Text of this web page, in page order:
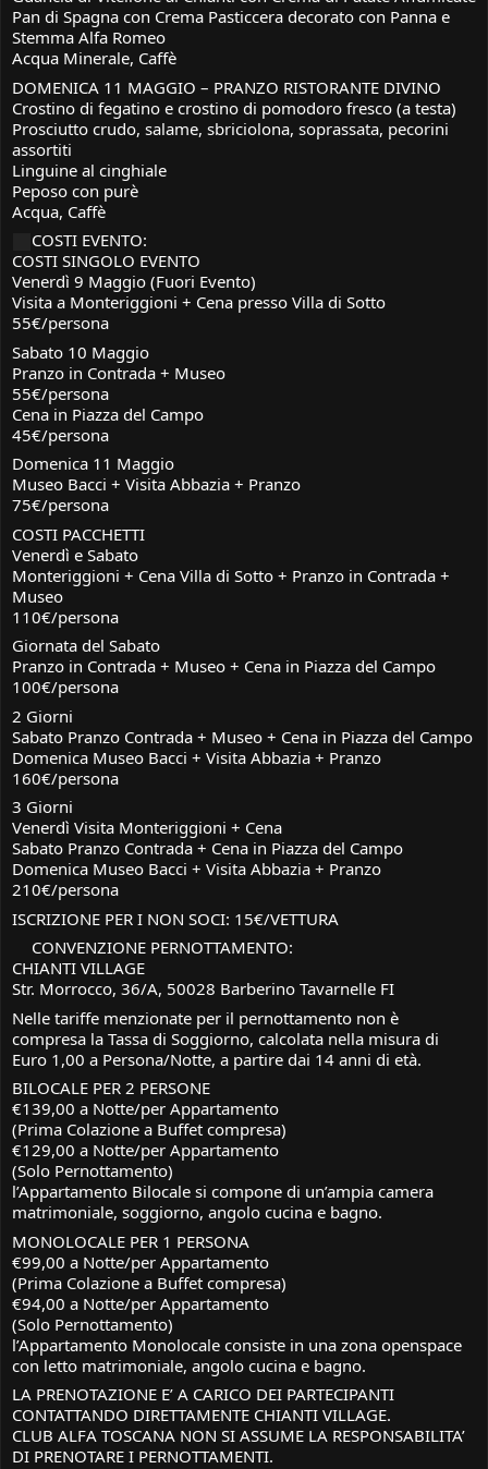
Pan di Spagna con Crema Pasticcera decorato con Panna e
Stemma Alfa Romeo
Acqua Minerale, Caffè
DOMENICA 11 MAGGIO – PRANZO RISTORANTE DIVINO
Crostino di fegatino e crostino di pomodoro fresco (a testa)
Prosciutto crudo, salame, sbriciolona, soprassata, pecorini
assortiti
Linguine al cinghiale
Peposo con purè
Acqua, Caffè
COSTI EVENTO:
COSTI SINGOLO EVENTO
Venerdì 9 Maggio (Fuori Evento)
Visita a Monteriggioni + Cena presso Villa di Sotto
55€/persona
Sabato 10 Maggio
Pranzo in Contrada + Museo
55€/persona
Cena in Piazza del Campo
45€/persona
Domenica 11 Maggio
Museo Bacci + Visita Abbazia + Pranzo
75€/persona
COSTI PACCHETTI
Venerdì e Sabato
Monteriggioni + Cena Villa di Sotto + Pranzo in Contrada +
Museo
110€/persona
Giornata del Sabato
Pranzo in Contrada + Museo + Cena in Piazza del Campo
100€/persona
2 Giorni
Sabato Pranzo Contrada + Museo + Cena in Piazza del Campo
Domenica Museo Bacci + Visita Abbazia + Pranzo
160€/persona
3 Giorni
Venerdì Visita Monteriggioni + Cena
Sabato Pranzo Contrada + Cena in Piazza del Campo
Domenica Museo Bacci + Visita Abbazia + Pranzo
210€/persona
ISCRIZIONE PER I NON SOCI: 15€/VETTURA
CONVENZIONE PERNOTTAMENTO:
CHIANTI VILLAGE
Str. Morrocco, 36/A, 50028 Barberino Tavarnelle FI
Nelle tariffe menzionate per il pernottamento non è
compresa la Tassa di Soggiorno, calcolata nella misura di
Euro 1,00 a Persona/Notte, a partire dai 14 anni di età.
BILOCALE PER 2 PERSONE
€139,00 a Notte/per Appartamento
(Prima Colazione a Buffet compresa)
€129,00 a Notte/per Appartamento
(Solo Pernottamento)
l’Appartamento Bilocale si compone di un’ampia camera
matrimoniale, soggiorno, angolo cucina e bagno.
MONOLOCALE PER 1 PERSONA
€99,00 a Notte/per Appartamento
(Prima Colazione a Buffet compresa)
€94,00 a Notte/per Appartamento
(Solo Pernottamento)
l’Appartamento Monolocale consiste in una zona openspace
con letto matrimoniale, angolo cucina e bagno.
LA PRENOTAZIONE E’ A CARICO DEI PARTECIPANTI
CONTATTANDO DIRETTAMENTE CHIANTI VILLAGE.
CLUB ALFA TOSCANA NON SI ASSUME LA RESPONSABILITA’
DI PRENOTARE I PERNOTTAMENTI.